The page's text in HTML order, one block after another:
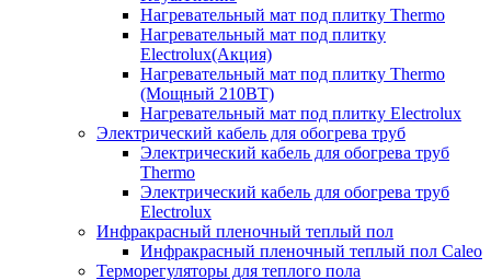
Нагревательный мат под плитку Thermo
Нагревательный мат под плитку
Electrolux(Акция)
Нагревательный мат под плитку Thermo
(Мощный 210ВТ)
Нагревательный мат под плитку Electrolux
Электрический кабель для обогрева труб
Электрический кабель для обогрева труб
Thermo
Электрический кабель для обогрева труб
Electrolux
Инфракрасный пленочный теплый пол
Инфракрасный пленочный теплый пол Caleo
Терморегуляторы для теплого пола